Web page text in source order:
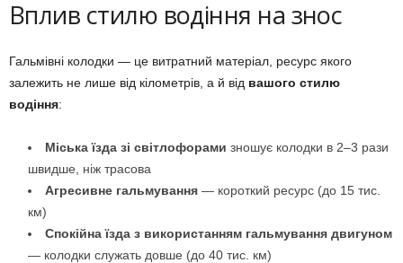
Вплив стилю водіння на знос
Гальмівні колодки — це витратний матеріал, ресурс якого
залежить не лише від кілометрів, а й від вашого стилю
водіння:
Міська їзда зі світлофорами зношує колодки в 2–3 рази
швидше, ніж трасова
Агресивне гальмування — короткий ресурс (до 15 тис.
км)
Спокійна їзда з використанням гальмування двигуном
— колодки служать довше (до 40 тис. км)